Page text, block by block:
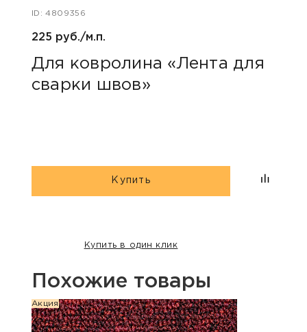
ID: 4809356
225 руб./м.п.
Для ковролина «Лента для
сварки швов»
Купить
Купить в один клик
Похожие товары
Акция